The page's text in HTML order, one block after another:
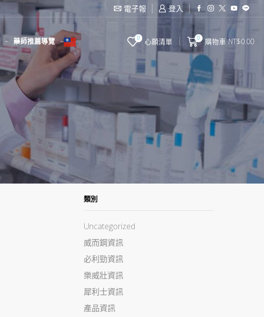
滿2000台幣免運費
電子報 登入
藥師推薦導覽 0 心願清單 0 購物車 NT$0.00
類別
Uncategorized
威而鋼資訊
必利勁資訊
樂威壯資訊
犀利士資訊
產品資訊